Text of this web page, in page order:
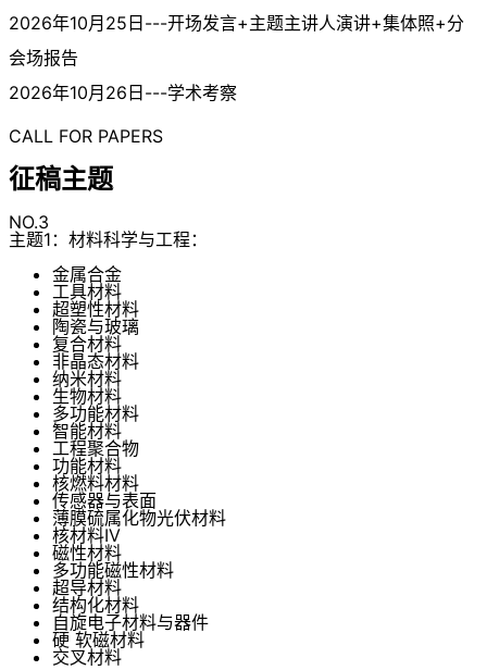
2026年10月25日---开场发言+主题主讲人演讲+集体照+分
会场报告
2026年10月26日---学术考察
CALL FOR PAPERS
征稿主题
NO.3
主题1：材料科学与工程：
金属合金
工具材料
超塑性材料
陶瓷与玻璃
复合材料
非晶态材料
纳米材料
生物材料
多功能材料
智能材料
工程聚合物
功能材料
核燃料材料
传感器与表面
薄膜硫属化物光伏材料
核材料IV
磁性材料
多功能磁性材料
超导材料
结构化材料
自旋电子材料与器件
硬 软磁材料
交叉材料